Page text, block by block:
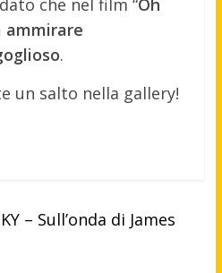
che nel film “Oh
ammirare
.
un salto nella gallery!
– Sull’onda di James